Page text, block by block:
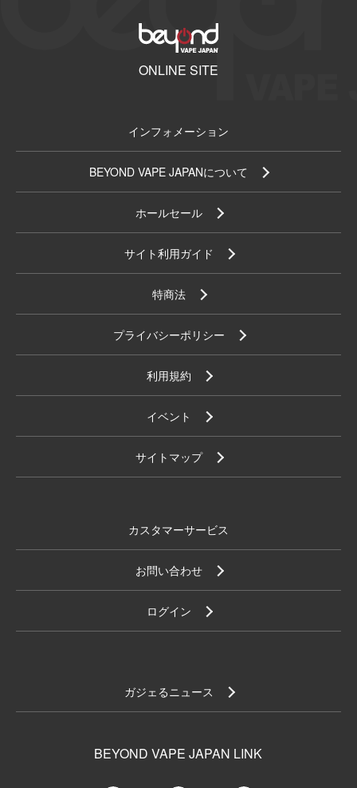
ONLINE SITE
インフォメーション
BEYOND VAPE JAPANについて
ホールセール
サイト利用ガイド
特商法
プライバシーポリシー
利用規約
イベント
サイトマップ
カスタマーサービス
お問い合わせ
ログイン
ガジェるニュース
BEYOND VAPE JAPAN LINK